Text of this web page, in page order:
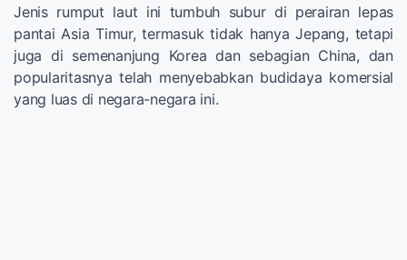
Jenis rumput laut ini tumbuh subur di perairan lepas
pantai Asia Timur, termasuk tidak hanya Jepang, tetapi
juga di semenanjung Korea dan sebagian China, dan
popularitasnya telah menyebabkan budidaya komersial
yang luas di negara-negara ini.